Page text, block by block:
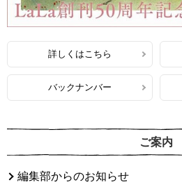
詳しくはこちら
バックナンバー
ご案内
編集部からのお知らせ